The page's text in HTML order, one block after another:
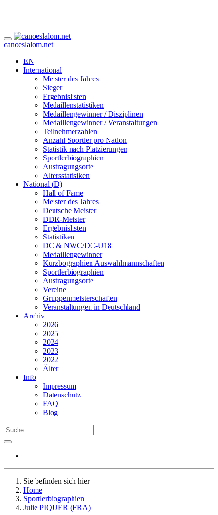
canoeslalom.net
EN
International
Meister des Jahres
Sieger
Ergebnislisten
Medaillenstatistiken
Medaillengewinner / Disziplinen
Medaillengewinner / Veranstaltungen
Teilnehmerzahlen
Anzahl Sportler pro Nation
Statistik nach Platzierungen
Sportlerbiographien
Austragungsorte
Altersstatisiken
National (D)
Hall of Fame
Meister des Jahres
Deutsche Meister
DDR-Meister
Ergebnislisten
Statistiken
DC & NWC/DC-U18
Medaillengewinner
Kurzbographien Auswahlmannschaften
Sportlerbiographien
Austragungsorte
Vereine
Gruppenmeisterschaften
Veranstaltungen in Deutschland
Archiv
2026
2025
2024
2023
2022
Älter
Info
Impressum
Datenschutz
FAQ
Blog
Sie befinden sich hier
Home
Sportlerbiographien
Julie PIQUER (FRA)